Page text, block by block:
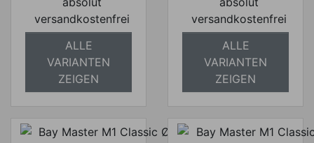
versandkostenfrei
ALLE
VARIANTEN
ZEIGEN
versandkostenfrei
ALLE
VARIANTEN
ZEIGEN